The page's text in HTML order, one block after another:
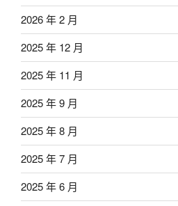
2026 年 2 月
2025 年 12 月
2025 年 11 月
2025 年 9 月
2025 年 8 月
2025 年 7 月
2025 年 6 月